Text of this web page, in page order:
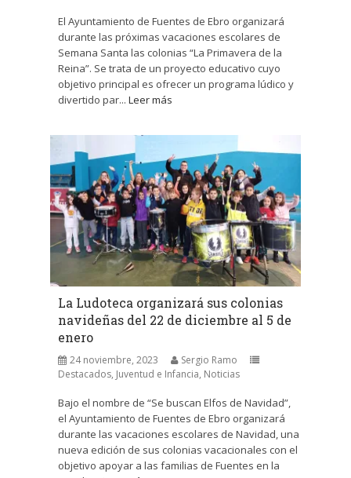
El Ayuntamiento de Fuentes de Ebro organizará
durante las próximas vacaciones escolares de
Semana Santa las colonias “La Primavera de la
Reina”. Se trata de un proyecto educativo cuyo
objetivo principal es ofrecer un programa lúdico y
divertido par... Leer más
La Ludoteca organizará sus colonias
navideñas del 22 de diciembre al 5 de
enero
24 noviembre, 2023
Sergio Ramo
Destacados, Juventud e Infancia, Noticias
Bajo el nombre de “Se buscan Elfos de Navidad”,
el Ayuntamiento de Fuentes de Ebro organizará
durante las vacaciones escolares de Navidad, una
nueva edición de sus colonias vacacionales con el
objetivo apoyar a las familias de Fuentes en la